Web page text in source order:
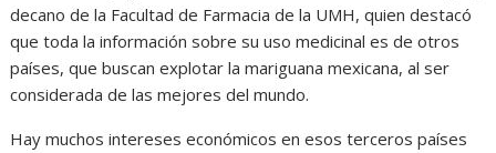
decano de la Facultad de Farmacia de la UMH, quien destacó
que toda la información sobre su uso medicinal es de otros
países, que buscan explotar la mariguana mexicana, al ser
considerada de las mejores del mundo.
Hay muchos intereses económicos en esos terceros países